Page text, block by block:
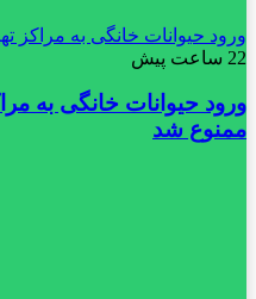
ورود حیوانات خانگی به مراکز
22 ساعت پیش
ورود حیوانات خانگی به
ممنوع شد